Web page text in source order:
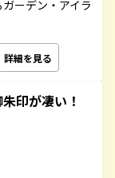
ーデン・アイラ
詳細を見る
印が凄い！